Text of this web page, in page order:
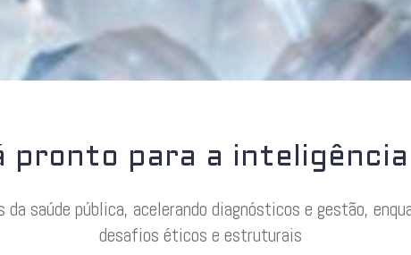
pronto para a
da saúde pública, acelerando diagnósticos e gestão,
desafios éticos e estruturais